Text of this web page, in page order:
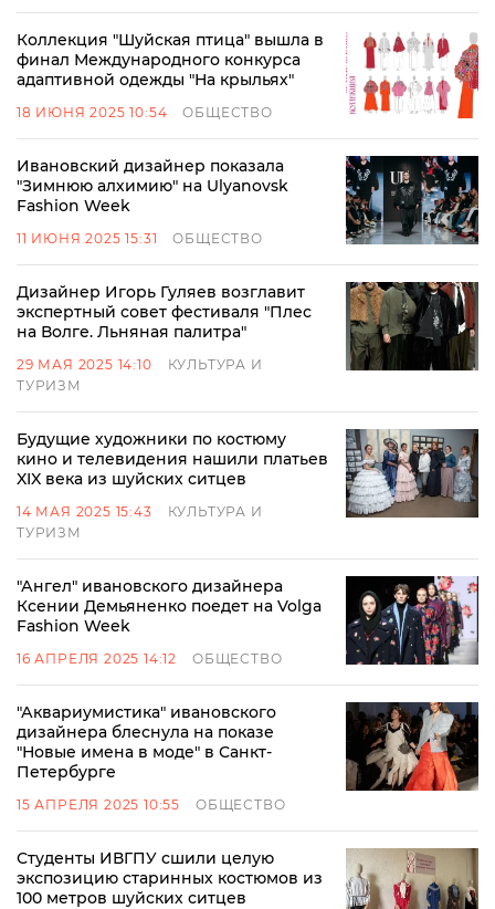
Коллекция "Шуйская птица" вышла в
финал Международного конкурса
адаптивной одежды "На крыльях"
18 ИЮНЯ 2025 10:54 ОБЩЕСТВО
Ивановский дизайнер показала
"Зимнюю алхимию" на Ulyanovsk
Fashion Week
11 ИЮНЯ 2025 15:31 ОБЩЕСТВО
Дизайнер Игорь Гуляев возглавит
экспертный совет фестиваля "Плес
на Волге. Льняная палитра"
29 МАЯ 2025 14:10
КУЛЬТУРА И
ТУРИЗМ
Будущие художники по костюму
кино и телевидения нашили платьев
XIX века из шуйских ситцев
14 МАЯ 2025 15:43
КУЛЬТУРА И
ТУРИЗМ
"Ангел" ивановского дизайнера
Ксении Демьяненко поедет на Volga
Fashion Week
16 АПРЕЛЯ 2025 14:12 ОБЩЕСТВО
"Аквариумистика" ивановского
дизайнера блеснула на показе
"Новые имена в моде" в Санкт-
Петербурге
15 АПРЕЛЯ 2025 10:55 ОБЩЕСТВО
Студенты ИВГПУ сшили целую
экспозицию старинных костюмов из
100 метров шуйских ситцев